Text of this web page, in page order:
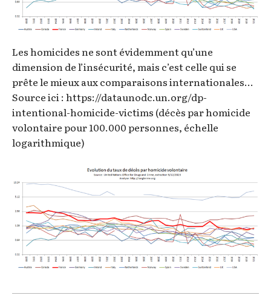
Les homicides ne sont évidemment qu’une
dimension de l’insécurité, mais c’est celle qui se
prête le mieux aux comparaisons internationales…
Source ici : https://dataunodc.un.org/dp-
intentional-homicide-victims (décès par homicide
volontaire pour 100.000 personnes, échelle
logarithmique)